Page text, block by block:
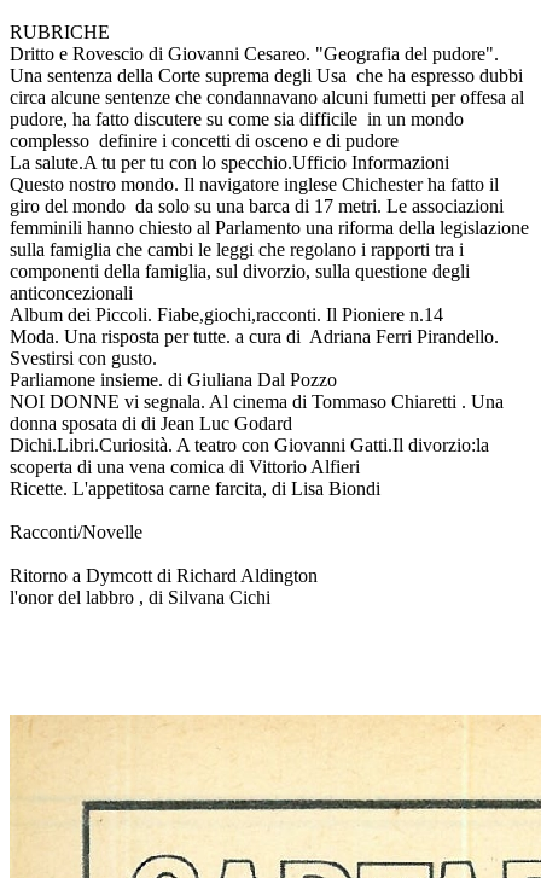
RUBRICHE
Dritto e Rovescio di Giovanni Cesareo. "Geografia del pudore".
Una sentenza della Corte suprema degli Usa che ha espresso dubbi
circa alcune sentenze che condannavano alcuni fumetti per offesa al
pudore, ha fatto discutere su come sia difficile in un mondo
complesso definire i concetti di osceno e di pudore
La salute.A tu per tu con lo specchio.Ufficio Informazioni
Questo nostro mondo. Il navigatore inglese Chichester ha fatto il
giro del mondo da solo su una barca di 17 metri. Le associazioni
femminili hanno chiesto al Parlamento una riforma della legislazione
sulla famiglia che cambi le leggi che regolano i rapporti tra i
componenti della famiglia, sul divorzio, sulla questione degli
anticoncezionali
Album dei Piccoli. Fiabe,giochi,racconti. Il Pioniere n.14
Moda. Una risposta per tutte. a cura di Adriana Ferri Pirandello.
Svestirsi con gusto.
Parliamone insieme. di Giuliana Dal Pozzo
NOI DONNE vi segnala. Al cinema di Tommaso Chiaretti . Una
donna sposata di di Jean Luc Godard
Dichi.Libri.Curiosità. A teatro con Giovanni Gatti.Il divorzio:la
scoperta di una vena comica di Vittorio Alfieri
Ricette. L'appetitosa carne farcita, di Lisa Biondi
Racconti/Novelle
Ritorno a Dymcott di Richard Aldington
l'onor del labbro , di Silvana Cichi